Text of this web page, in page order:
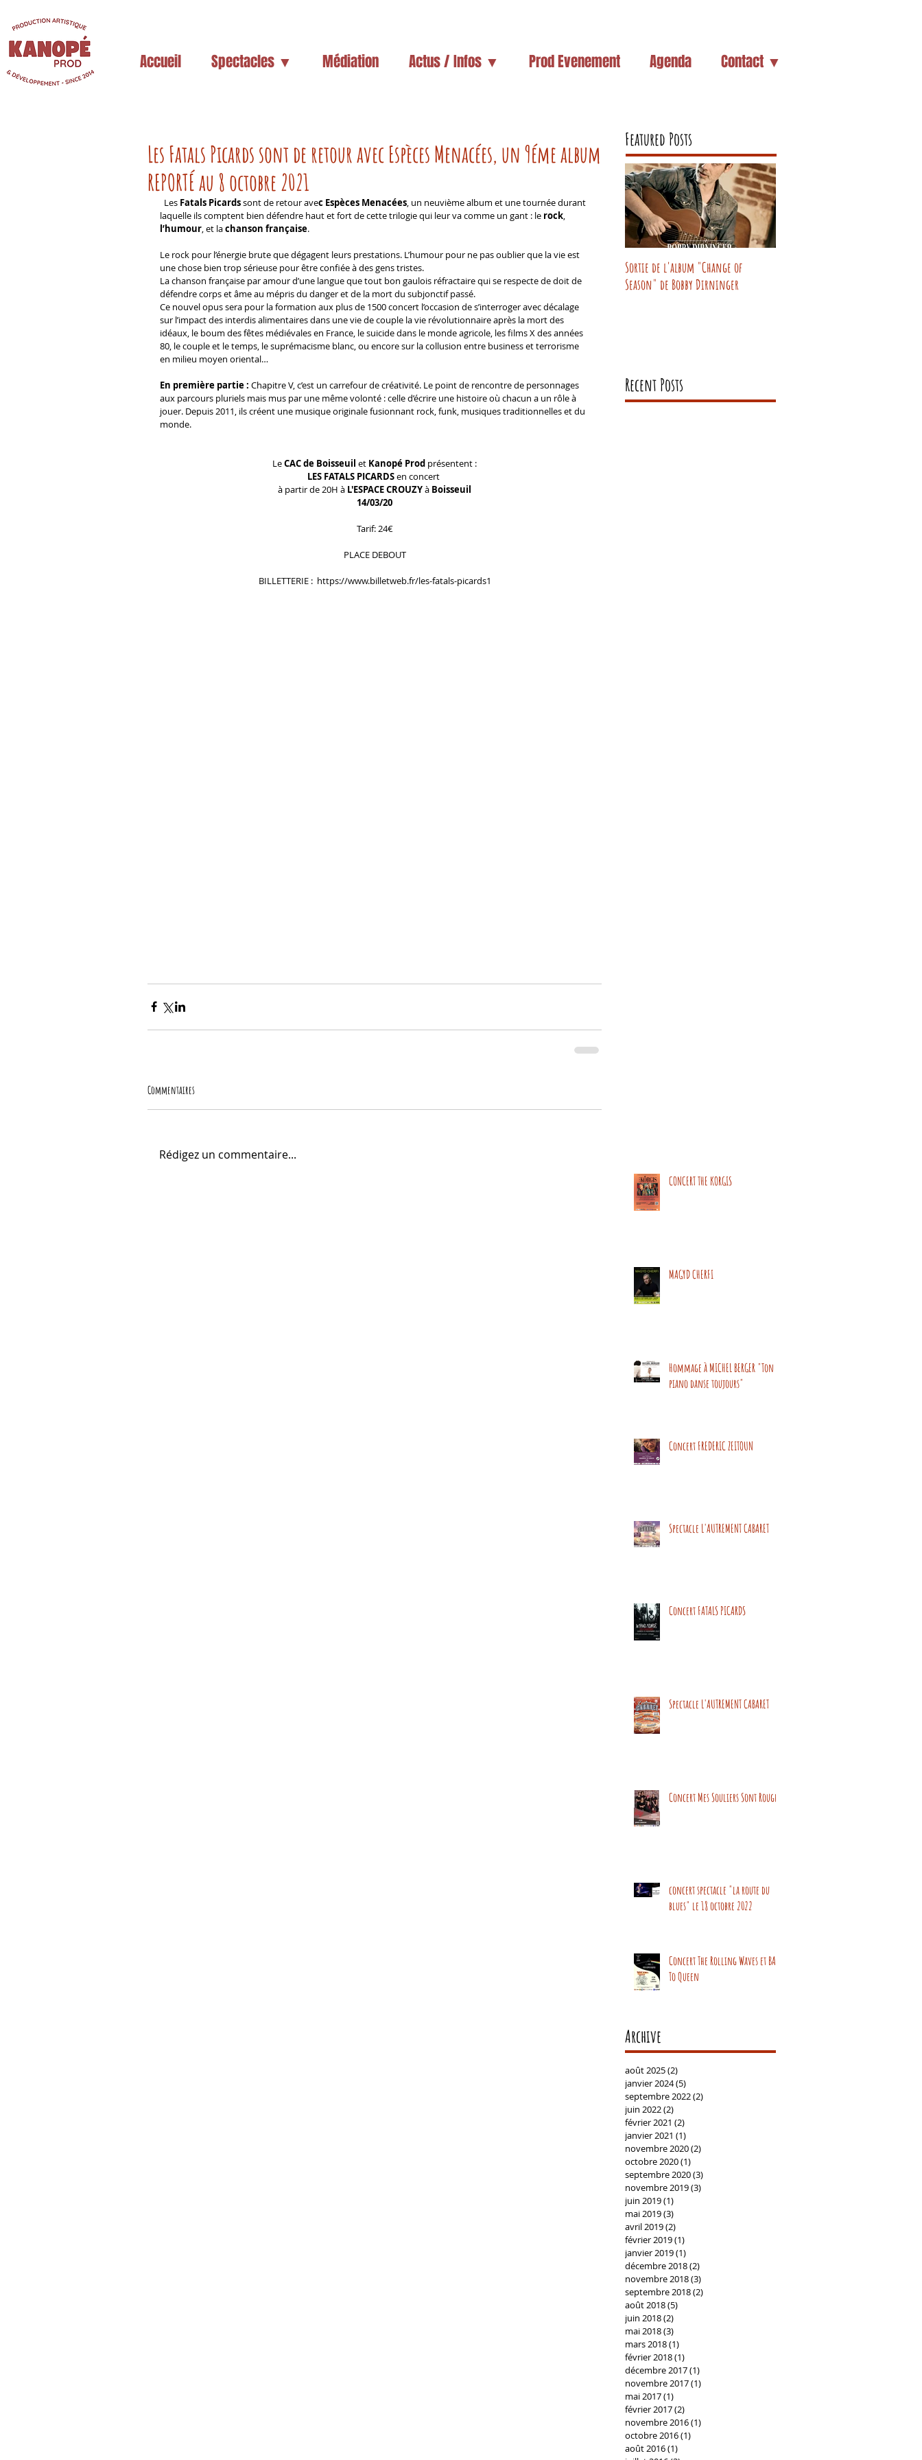
Accueil Spectacles ▼ Médiation Actus / Infos ▼ Prod Evenement Agenda Contact ▼
Les Fatals Picards sont de retour avec Espèces Menacées, un 9éme album
REPORTÉ au 8 octobre 2021
  Les
Fatals Picards sont de retour avec Espèces Menacées, un neuvième album et une tournée durant
laquelle ils comptent bien défendre haut et fort de cette trilogie qui leur va comme un gant : le rock,
l’humour, et la chanson française.
Le rock pour l’énergie brute que dégagent leurs prestations. L’humour pour ne pas oublier que la vie est
une chose bien trop sérieuse pour être confiée à des gens tristes.
La chanson française par amour d’une langue que tout bon gaulois réfractaire qui se respecte de doit de
défendre corps et âme au mépris du danger et de la mort du subjonctif passé.
Ce nouvel opus sera pour la formation aux plus de 1500 concert l’occasion de s’interroger avec décalage
sur l’impact des interdis alimentaires dans une vie de couple la vie révolutionnaire après la mort des
idéaux, le boum des fêtes médiévales en France, le suicide dans le monde agricole, les films X des années
80, le couple et le temps, le suprémacisme blanc, ou encore sur la collusion entre business et terrorisme
en milieu moyen oriental…
En première partie : Chapitre V, c’est un carrefour de créativité. Le point de rencontre de personnages
aux parcours pluriels mais mus par une même volonté : celle d’écrire une histoire où chacun a un rôle à
jouer. Depuis 2011, ils créent une musique originale fusionnant rock, funk, musiques traditionnelles et du
monde.
Le CAC de Boisseuil et Kanopé Prod présentent :
LES FATALS PICARDS en concert
à partir de 20H à L'ESPACE CROUZY à Boisseuil
14/03/20
Tarif: 24€
​​​​​​​PLACE DEBOUT
BILLETTERIE :  https://www.billetweb.fr/les-fatals-picards1
Commentaires
Rédigez un commentaire...
Featured Posts
Sortie de l'album "Change of
Season" de Bobby Dirninger
Recent Posts
CONCERT THE KORGIS
MAGYD CHERFI
Hommage à MICHEL BERGER "Ton
piano danse toujours"
Concert FREDERIC ZEITOUN
Spectacle L'AUTREMENT CABARET
Concert FATALS PICARDS
Spectacle L'AUTREMENT CABARET
Concert Mes Souliers Sont Rouges
concert spectacle "la route du
blues" le 18 octobre 2022
Concert The Rolling Waves et BAck
To Queen
Archive
août 2025(2)
janvier 2024(5)
septembre 2022(2)
juin 2022(2)
février 2021 (2)
janvier 2021 (1)
novembre 2020(2)
octobre 2020(1)
septembre 2020(3)
novembre 2019(3)
juin 2019(1)
mai 2019(3)
avril 2019(2)
février 2019(1)
janvier 2019(1)
décembre 2018(2)
novembre 2018(3)
septembre 2018(2)
août 2018(5)
juin 2018(2)
mai 2018(3)
mars 2018(1)
février 2018(1)
décembre 2017(1)
novembre 2017(1)
mai 2017(1)
février 2017(2)
novembre 2016(1)
octobre 2016(1)
août 2016(1)